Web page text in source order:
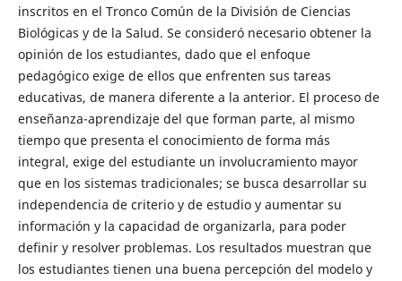
inscritos en el Tronco Común de la División de Ciencias
Biológicas y de la Salud. Se consideró necesario obtener la
opinión de los estudiantes, dado que el enfoque
pedagógico exige de ellos que enfrenten sus tareas
educativas, de manera diferente a la anterior. El proceso de
enseñanza-aprendizaje del que forman parte, al mismo
tiempo que presenta el conocimiento de forma más
integral, exige del estudiante un involucramiento mayor
que en los sistemas tradicionales; se busca desarrollar su
independencia de criterio y de estudio y aumentar su
información y la capacidad de organizarla, para poder
definir y resolver problemas. Los resultados muestran que
los estudiantes tienen una buena percepción del modelo y